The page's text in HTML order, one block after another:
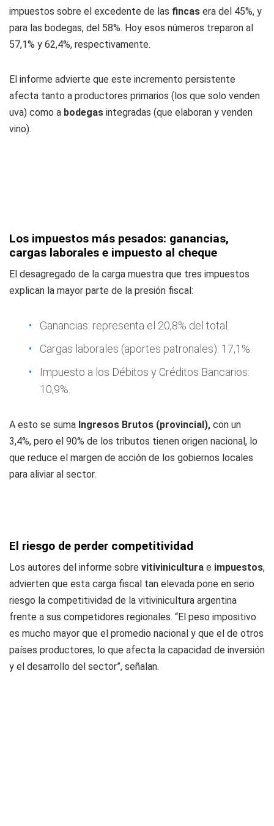
impuestos sobre el excedente de las fincas era del 45%, y
para las bodegas, del 58%. Hoy esos números treparon al
57,1% y 62,4%, respectivamente.
El informe advierte que este incremento persistente
afecta tanto a productores primarios (los que solo venden
uva) como a bodegas integradas (que elaboran y venden
vino).
Los impuestos más pesados: ganancias,
cargas laborales e impuesto al cheque
El desagregado de la carga muestra que tres impuestos
explican la mayor parte de la presión fiscal:
Ganancias: representa el 20,8% del total.
Cargas laborales (aportes patronales): 17,1%.
Impuesto a los Débitos y Créditos Bancarios:
10,9%.
A esto se suma Ingresos Brutos (provincial), con un
3,4%, pero el 90% de los tributos tienen origen nacional, lo
que reduce el margen de acción de los gobiernos locales
para aliviar al sector.
El riesgo de perder competitividad
Los autores del informe sobre vitivinicultura e impuestos,
advierten que esta carga fiscal tan elevada pone en serio
riesgo la competitividad de la vitivinicultura argentina
frente a sus competidores regionales. “El peso impositivo
es mucho mayor que el promedio nacional y que el de otros
países productores, lo que afecta la capacidad de inversión
y el desarrollo del sector”, señalan.